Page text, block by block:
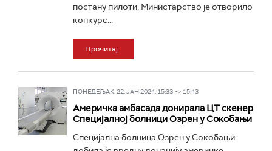
постану пилоти, Министарство је отворило
конкурс...
Прочитај
ПОНЕДЕЉАК, 22. ЈАН 2024, 15:33 -> 15:43
Америчка амбасада донирала ЦТ скенер
Специјалној болници Озрен у Сокобањи
Специјална болница Озрен у Сокобањи